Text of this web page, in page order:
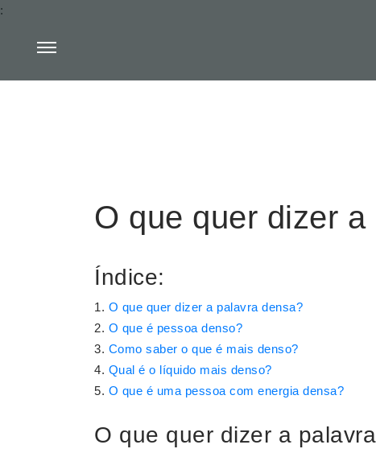
:
O que quer dizer
Índice:
O que quer dizer a palavra densa?
O que é pessoa denso?
Como saber o que é mais denso?
Qual é o líquido mais denso?
O que é uma pessoa com energia densa?
O que quer dizer a